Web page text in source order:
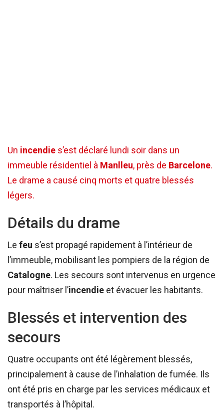
Un incendie s’est déclaré lundi soir dans un
immeuble résidentiel à Manlleu, près de Barcelone.
Le drame a causé cinq morts et quatre blessés
légers.
Détails du drame
Le feu s’est propagé rapidement à l’intérieur de
l’immeuble, mobilisant les pompiers de la région de
Catalogne. Les secours sont intervenus en urgence
pour maîtriser l’incendie et évacuer les habitants.
Blessés et intervention des
secours
Quatre occupants ont été légèrement blessés,
principalement à cause de l’inhalation de fumée. Ils
ont été pris en charge par les services médicaux et
transportés à l’hôpital.